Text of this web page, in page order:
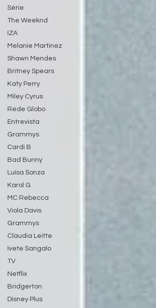
Série
The Weeknd
IZA
Melanie Martinez
Shawn Mendes
Britney Spears
Katy Perry
Miley Cyrus
Rede Globo
Entrevista
Grammys
Cardi B
Bad Bunny
Luísa Sonza
Karol G
MC Rebecca
Viola Davis
Grammys
Claudia Leitte
Ivete Sangalo
TV
Netflix
Bridgerton
Disney Plus